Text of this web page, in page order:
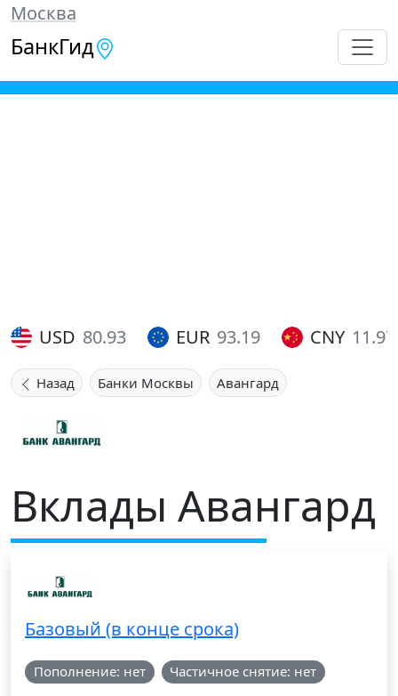
Москва
БанкГид
USD 80.93 EUR 93.19 CNY 11.97
Назад Банки Москвы Авангард
Вклады Авангард
Базовый (в конце срока)
Пополнение: нет Частичное снятие: нет